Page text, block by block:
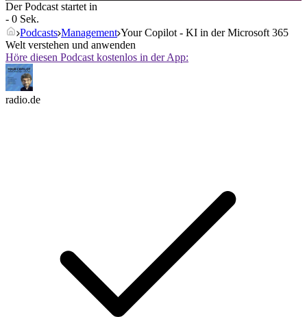
Der Podcast startet in
- 0 Sek.
Podcasts Management Your Copilot - KI in der Microsoft 365
Welt verstehen und anwenden
Höre diesen Podcast kostenlos in der App:
radio.de